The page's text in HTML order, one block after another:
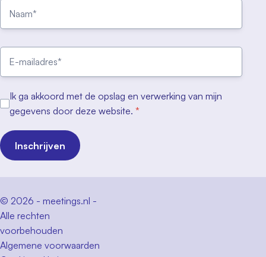
Ik ga akkoord met de opslag en verwerking van mijn
gegevens door deze website. *
Inschrijven
© 2026 - meetings.nl -
Alle rechten
voorbehouden
Algemene voorwaarden